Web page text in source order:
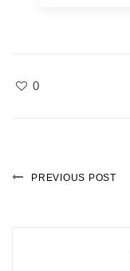
0
PREVIOUS POST